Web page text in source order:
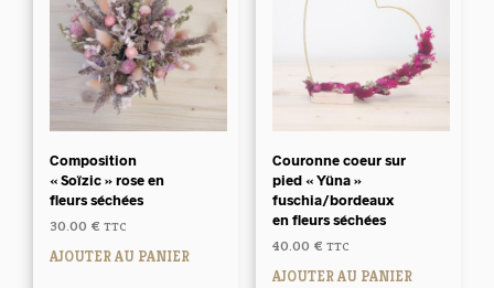
Composition
« Soïzic » rose en
fleurs séchées
30.00 € TTC
AJOUTER AU PANIER
Couronne coeur sur
pied « Yüna »
fuschia/bordeaux
en fleurs séchées
40.00 € TTC
AJOUTER AU PANIER